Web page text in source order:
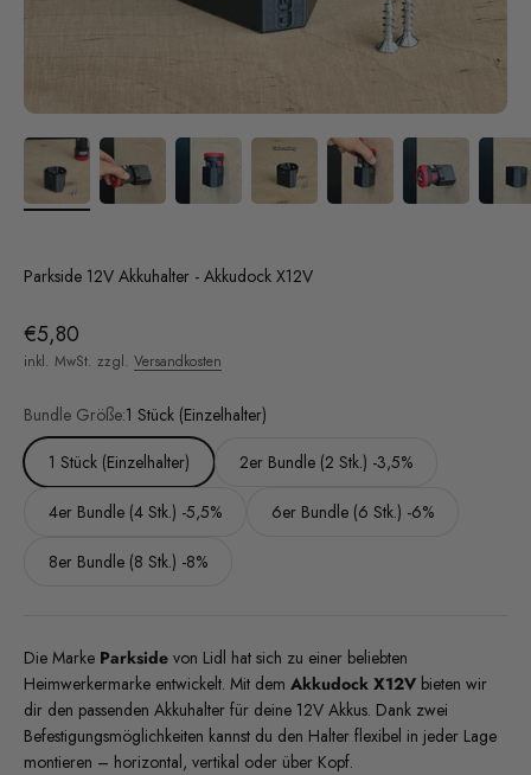
Parkside 12V Akkuhalter - Akkudock X12V
Angebot
€5,80
inkl. MwSt. zzgl. Versandkosten
Bundle Größe:1 Stück (Einzelhalter)
1 Stück (Einzelhalter)
2er Bundle (2 Stk.) -3,5%
4er Bundle (4 Stk.) -5,5% 6er Bundle (6 Stk.) -6%
8er Bundle (8 Stk.) -8%
Die Marke Parkside von Lidl hat sich zu einer beliebten
Heimwerkermarke entwickelt. Mit dem Akkudock X12V bieten wir
dir den passenden Akkuhalter für deine 12V Akkus. Dank zwei
Befestigungsmöglichkeiten kannst du den Halter flexibel in jeder Lage
montieren – horizontal, vertikal oder über Kopf.